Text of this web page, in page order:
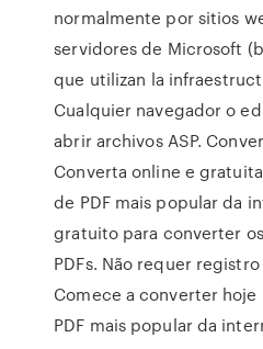
normalmente por sitios
servidores de Microsoft
que utilizan la
Cualquier navegador o
abrir archivos ASP.
Converta online e
de PDF mais popular da
gratuito para converter
PDFs. Não requer
Comece a converter hoje
PDF mais popular da